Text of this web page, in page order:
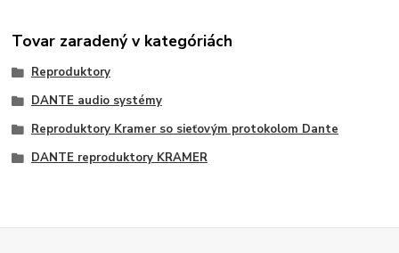
Tovar zaradený v kategóriách
Reproduktory
DANTE audio systémy
Reproduktory Kramer so sieťovým protokolom Dante
DANTE reproduktory KRAMER